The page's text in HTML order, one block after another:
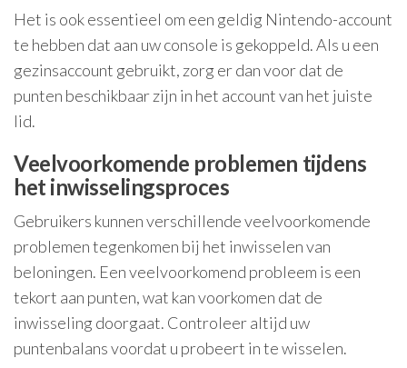
Het is ook essentieel om een geldig Nintendo-account
te hebben dat aan uw console is gekoppeld. Als u een
gezinsaccount gebruikt, zorg er dan voor dat de
punten beschikbaar zijn in het account van het juiste
lid.
Veelvoorkomende problemen tijdens
het inwisselingsproces
Gebruikers kunnen verschillende veelvoorkomende
problemen tegenkomen bij het inwisselen van
beloningen. Een veelvoorkomend probleem is een
tekort aan punten, wat kan voorkomen dat de
inwisseling doorgaat. Controleer altijd uw
puntenbalans voordat u probeert in te wisselen.